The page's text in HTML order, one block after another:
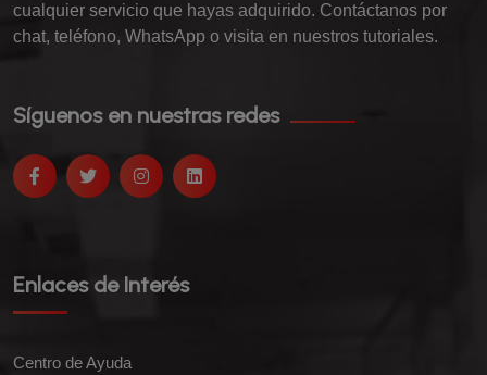
cualquier servicio que hayas adquirido. Contáctanos por
chat, teléfono, WhatsApp o visita en nuestros tutoriales.
Síguenos en nuestras redes
Enlaces de Interés
Centro de Ayuda